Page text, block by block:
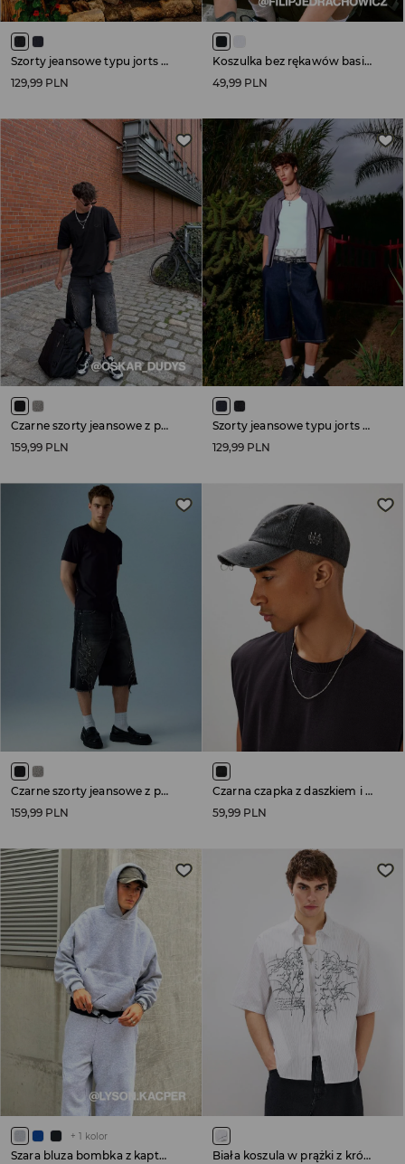
Szorty jeansowe typu jorts czarne
129,99 PLN
Koszulka bez rękawów basic z okrągłym dekoltem czarna
49,99 PLN
Czarne szorty jeansowe z postrzępioną nogawką i naszywką w stylu tribal
159,99 PLN
Szorty jeansowe typu jorts granatowe
129,99 PLN
Czarne szorty jeansowe z postrzępioną nogawką i naszywką w stylu tribal
159,99 PLN
Czarna czapka z daszkiem i przetarciami
59,99 PLN
+ 1 kolor
Szara bluza bombka z kapturem basic
Biała koszula w prążki z krótkim rękawem i nadrukiem tribal